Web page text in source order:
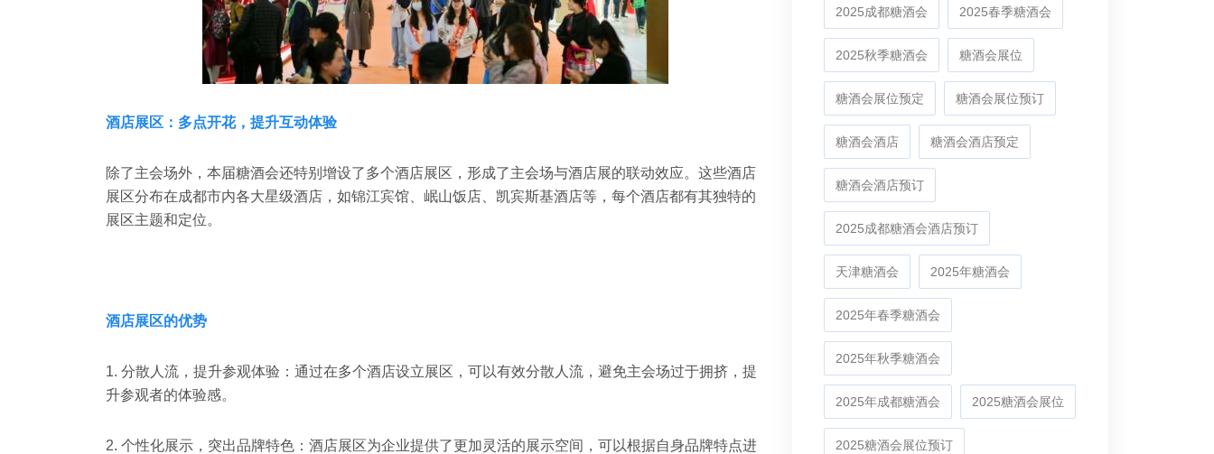
酒店展区：多点开花，提升互动体验
除了主会场外，本届糖酒会还特别增设了多个酒店展区，形成了主会场与酒店展的联动效应。这些酒店
展区分布在成都市内各大星级酒店，如锦江宾馆、岷山饭店、凯宾斯基酒店等，每个酒店都有其独特的
展区主题和定位。
酒店展区的优势
1. 分散人流，提升参观体验：通过在多个酒店设立展区，可以有效分散人流，避免主会场过于拥挤，提
升参观者的体验感。
2. 个性化展示，突出品牌特色：酒店展区为企业提供了更加灵活的展示空间，可以根据自身品牌特点进
2025成都糖酒会 2025春季糖酒会
2025秋季糖酒会 糖酒会展位
糖酒会展位预定 糖酒会展位预订
糖酒会酒店 糖酒会酒店预定
糖酒会酒店预订
2025成都糖酒会酒店预订
天津糖酒会 2025年糖酒会
2025年春季糖酒会
2025年秋季糖酒会
2025年成都糖酒会 2025糖酒会展位
2025糖酒会展位预订